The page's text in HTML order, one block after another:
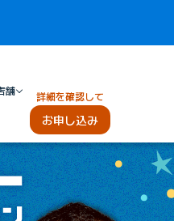
舗 詳細を確認して
お申し込み